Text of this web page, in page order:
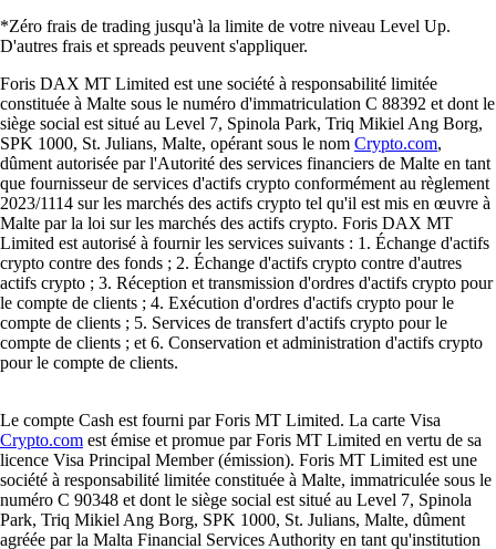
*Zéro frais de trading jusqu'à la limite de votre niveau Level Up.
D'autres frais et spreads peuvent s'appliquer.
Foris DAX MT Limited est une société à responsabilité limitée
constituée à Malte sous le numéro d'immatriculation C 88392 et dont le
siège social est situé au Level 7, Spinola Park, Triq Mikiel Ang Borg,
SPK 1000, St. Julians, Malte, opérant sous le nom Crypto.com,
dûment autorisée par l'Autorité des services financiers de Malte en tant
que fournisseur de services d'actifs crypto conformément au règlement
2023/1114 sur les marchés des actifs crypto tel qu'il est mis en œuvre à
Malte par la loi sur les marchés des actifs crypto. Foris DAX MT
Limited est autorisé à fournir les services suivants : 1. Échange d'actifs
crypto contre des fonds ; 2. Échange d'actifs crypto contre d'autres
actifs crypto ; 3. Réception et transmission d'ordres d'actifs crypto pour
le compte de clients ; 4. Exécution d'ordres d'actifs crypto pour le
compte de clients ; 5. Services de transfert d'actifs crypto pour le
compte de clients ; et 6. Conservation et administration d'actifs crypto
pour le compte de clients.
Le compte Cash est fourni par Foris MT Limited. La carte Visa
Crypto.com est émise et promue par Foris MT Limited en vertu de sa
licence Visa Principal Member (émission). Foris MT Limited est une
société à responsabilité limitée constituée à Malte, immatriculée sous le
numéro C 90348 et dont le siège social est situé au Level 7, Spinola
Park, Triq Mikiel Ang Borg, SPK 1000, St. Julians, Malte, dûment
agréée par la Malta Financial Services Authority en tant qu'institution